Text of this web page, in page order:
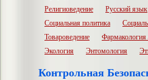
Религиоведение
Русский язык
Социальная политика
Товароведение
Экология
Энтомология
Контрольная